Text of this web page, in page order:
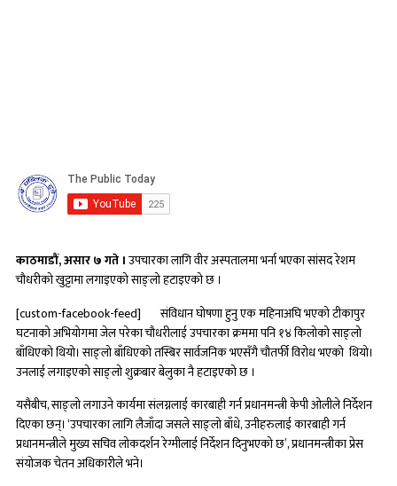
काठमाडौं, असार ७ गते ।उपचारका लागि वीर अस्पतालमा भर्ना भएका सांसद रेशम
चौधरीको खुट्टामा लगाइएको साङ्लो हटाइएको छ ।
[custom-facebook-feed]
संविधान घोषणा हुनु एक महिनाअघि भएको टीकापुर
घटनाको अभियोगमा जेल परेका चौधरीलाई उपचारका क्रममा पनि १४ किलोको साङ्लो
बाँधिएको थियो। साङ्लो बाँधिएको तस्बिर सार्वजनिक भएसँगै चौतर्फी विरोध भएको थियो।
उनलाई लगाइएको साङ्लो शुक्रबार बेलुका नै हटाइएको छ ।
यसैबीच, साङ्लो लगाउने कार्यमा संलग्नलाई कारबाही गर्न प्रधानमन्त्री केपी ओलीले निर्देशन
दिएका छन्। ‘उपचारका लागि लैजाँदा जसले साङ्लो बाँधे, उनीहरुलाई कारबाही गर्न
प्रधानमन्त्रीले मुख्य सचिव लोकदर्शन रेग्मीलाई निर्देशन दिनुभएको छ’, प्रधानमन्त्रीका प्रेस
संयोजक चेतन अधिकारीले भने।